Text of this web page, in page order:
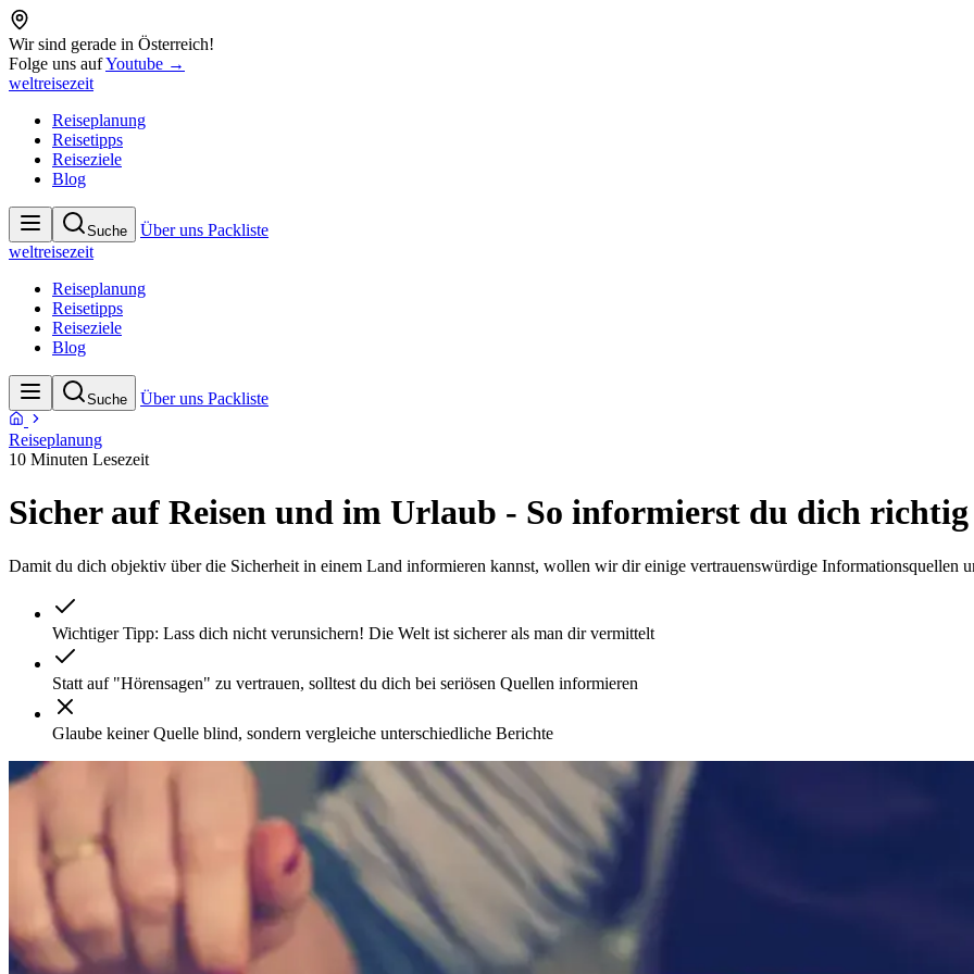
Wir sind gerade in Österreich!
Folge uns aufYoutube →
weltreisezeit
Reiseplanung
Reisetipps
Reiseziele
Blog
Suche Über uns Packliste
weltreisezeit
Reiseplanung
Reisetipps
Reiseziele
Blog
Suche Über uns Packliste
Reiseplanung
10 Minuten Lesezeit
Sicher auf Reisen und im Urlaub - So informierst du dich richtig
Damit du dich objektiv über die Sicherheit in einem Land informieren kannst, wollen wir dir einige vertrauenswürdige Informationsquellen
Wichtiger Tipp: Lass dich nicht verunsichern! Die Welt ist sicherer als man dir vermittelt
Statt auf "Hörensagen" zu vertrauen, solltest du dich bei seriösen Quellen informieren
Glaube keiner Quelle blind, sondern vergleiche unterschiedliche Berichte